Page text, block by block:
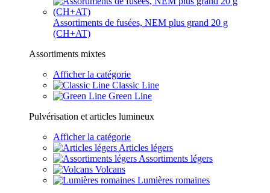
Assortiments de fusées, NEM plus grand 20 g
(CH+AT)
Assortiments mixtes
Afficher la catégorie
Classic Line
Green Line
Pulvérisation et articles lumineux
Afficher la catégorie
Articles légers
Assortiments légers
Volcans
Lumières romaines